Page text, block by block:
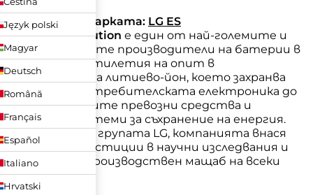
Język polski
Magyar
Deutsch
Română
Français
Español
Italiano
Hrvatski
Уебсайт на марката: LG ES
LG Energy Solution е един от най-големите и
най-передовите производители на батерии в
света, с десетилетия на опит в
технологията литиево-йон, което захранва
всичко от потребителската електроника до
електрическите превозни средства и
домашни системи за съхранение на енергия.
Като част на групата LG, компанията внася
масивни инвестиции в научни изследвания и
развитие и производствен мащаб на всеки
продукт.